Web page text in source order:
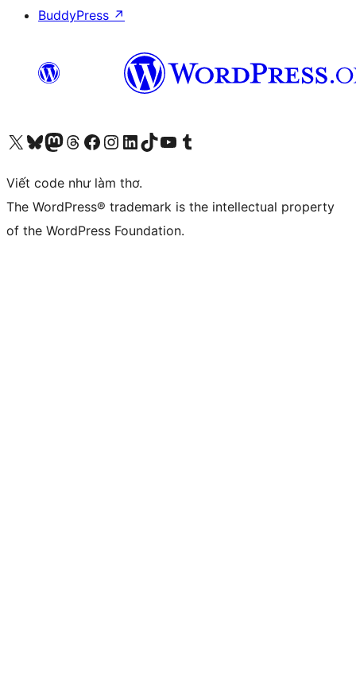
BuddyPress ↗
Truy cập tài khoản X (trước đây là Twitter) của chúng tôiVisit our Bluesky account
Visit our Mastodon account
Visit our Threads account
Xem trang Facebook của chúng tôiTruy cập tài khoản Instagram của chúng tôiTruy cập tài khoản LinkedIn của chúng tôiVisit our TikTok account
Truy cập kênh YouTube của chúng tôi Visit our Tumblr account
Viết code như làm thơ.
The WordPress® trademark is the intellectual property
of the WordPress Foundation.